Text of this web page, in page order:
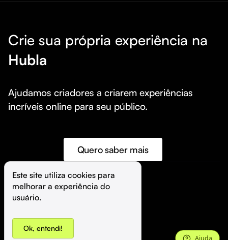
Crie sua própria experiência na
Hubla
Ajudamos criadores a criarem experiências
incríveis online para seu público.
Quero saber mais
©️ Hubla Tecnologia Ltda • 2026
Este site utiliza cookies para
melhorar a experiência do
usuário.
Ok, entendi!
Ajuda